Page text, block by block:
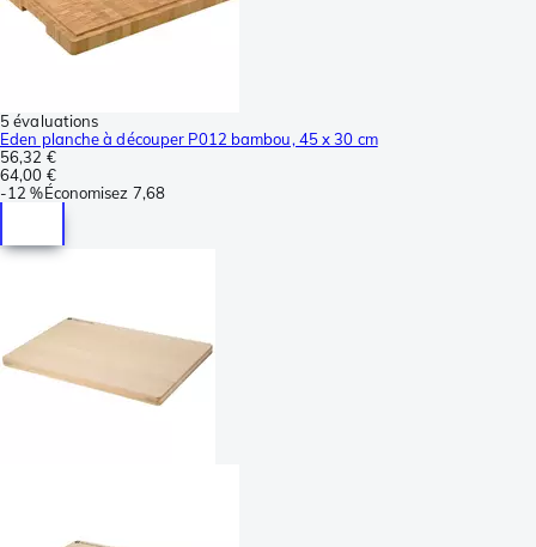
5 évaluations
Eden planche à découper P012 bambou, 45 x 30 cm
56,32 €
64,00 €
-12 %Économisez 7,68